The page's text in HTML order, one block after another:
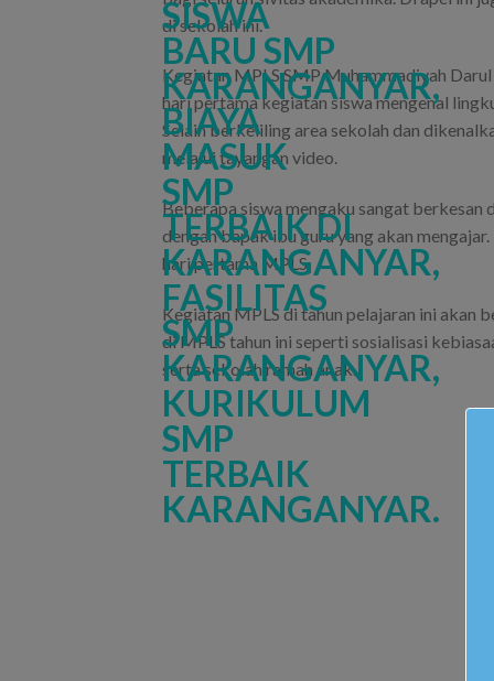
di sekolah ini.
Kegiatan MPLS SMP Muhammadiyah
hari pertama kegiatan siswa mengenal
Selain berkeliling area sekolah dan
melalui tayangan video.
Beberapa siswa mengaku sangat
dengan bapak ibu guru yang akan
hari pertama MPLS.
Kegiatan MPLS di tahun pelajaran ini akan
di MPLS tahun ini seperti sosialisasi
serta sekolah ramah anak.